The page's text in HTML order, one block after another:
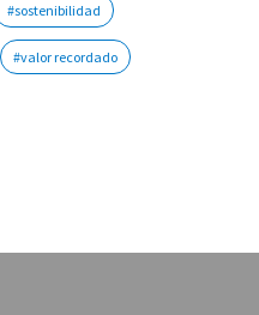
#sostenibilidad
#valor recordado